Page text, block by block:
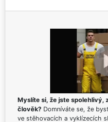
Myslíte si, že jste spolehlivý,
člověk? Domníváte se, že
ve stěhovacích a vyklízecích